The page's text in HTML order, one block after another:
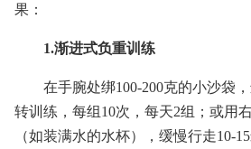
果：
1.渐进式负重训练
在手腕处绑100-200克的小沙袋
转训练，每组10次，每天2组；或用
（如装满水的水杯），缓慢行走10-